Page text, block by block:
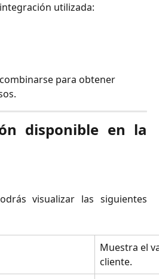
utilizada:
para obtener
disponible en la
visualizar las siguientes
Muestra el
cliente.